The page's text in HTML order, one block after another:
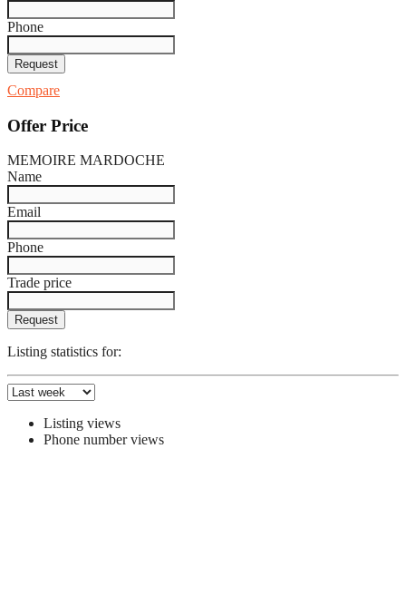
Phone
Request
Compare
Offer Price
MEMOIRE MARDOCHE
Name
Email
Phone
Trade price
Request
Listing statistics for:
Listing views
Phone number views